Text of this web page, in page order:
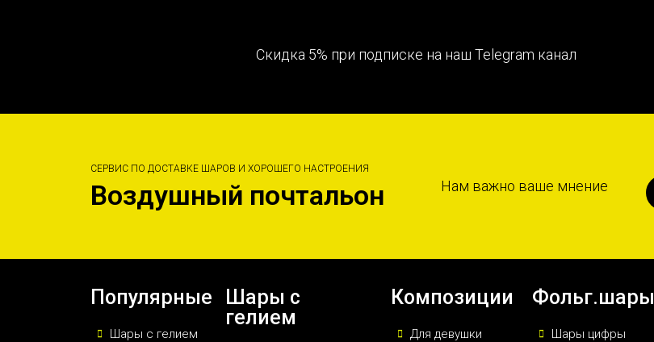
Скидка 5% при подписке на наш Telegram канал
СЕРВИС ПО ДОСТАВКЕ ШАРОВ И ХОРОШЕГО НАСТРОЕНИЯ
Воздушный почтальон Нам важно ваше мнение
Популярные
Шары с гелием
Шары с
гелием
Композиции
Для девушки
Фольг.шары
Шары цифры